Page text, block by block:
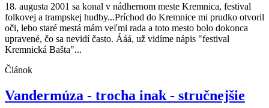
18. augusta 2001 sa konal v nádhernom meste Kremnica, festival
folkovej a trampskej hudby...Príchod do Kremnice mi prudko otvoril
oči, lebo staré mestá mám veľmi rada a toto mesto bolo dokonca
upravené, čo sa nevidí často. Ááá, už vidíme nápis "festival
Kremnická Bašta"...
Článok
Vandermúza - trocha inak - stručnejšie